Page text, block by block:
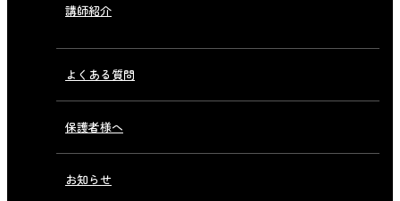
講師紹介
よくある質問
保護者様へ
お知らせ